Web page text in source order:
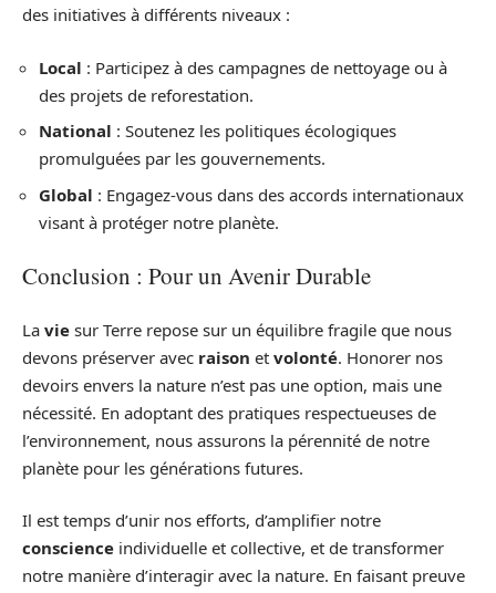
des initiatives à différents niveaux :
Local : Participez à des campagnes de nettoyage ou à
des projets de reforestation.
National : Soutenez les politiques écologiques
promulguées par les gouvernements.
Global : Engagez-vous dans des accords internationaux
visant à protéger notre planète.
Conclusion : Pour un Avenir Durable
La vie sur Terre repose sur un équilibre fragile que nous
devons préserver avec raison et volonté. Honorer nos
devoirs envers la nature n’est pas une option, mais une
nécessité. En adoptant des pratiques respectueuses de
l’environnement, nous assurons la pérennité de notre
planète pour les générations futures.
Il est temps d’unir nos efforts, d’amplifier notre
conscience individuelle et collective, et de transformer
notre manière d’interagir avec la nature. En faisant preuve